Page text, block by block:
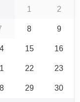
1
2
8
9
15
16
22
23
29
30